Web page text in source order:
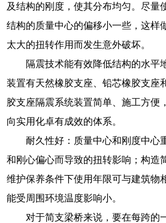
及结构的刚度，使其分布均匀。尽量
结构的质量中心的偏移小一些，这样
太大的扭转作用而发生意外破坏。
隔震技术能有效降低结构的水平
装置有天然橡胶支座、铅芯橡胶支座
胶支座隔震系统装置简单、施工方便
向实用化卓有成效的体系。
耐久性好：质量中心和刚度中心
和刚心偏心而导致的扭转影响；构造
维护保养条件下使用年限可与建筑物
能受周围环境温度影响小。
对于简支梁桥来说，要在每跨的